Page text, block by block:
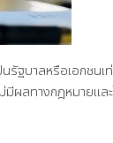
รัฐบาลหรือเอกชน
ม่มีผลทางกฎหมายแ